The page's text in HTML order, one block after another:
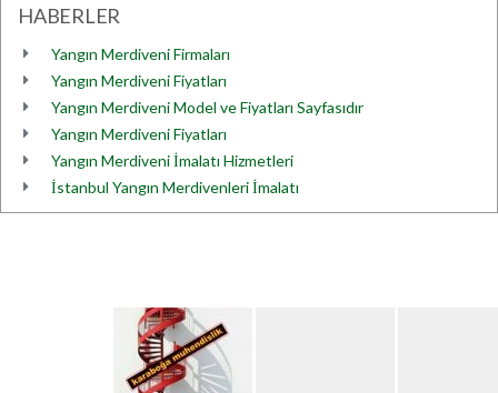
HABERLER
Yangın Merdiveni Firmaları
Yangın Merdiveni Fiyatları
Yangın Merdiveni Model ve Fiyatları Sayfasıdır
Yangın Merdiveni Fiyatları
Yangın Merdiveni İmalatı Hizmetleri
İstanbul Yangın Merdivenleri İmalatı